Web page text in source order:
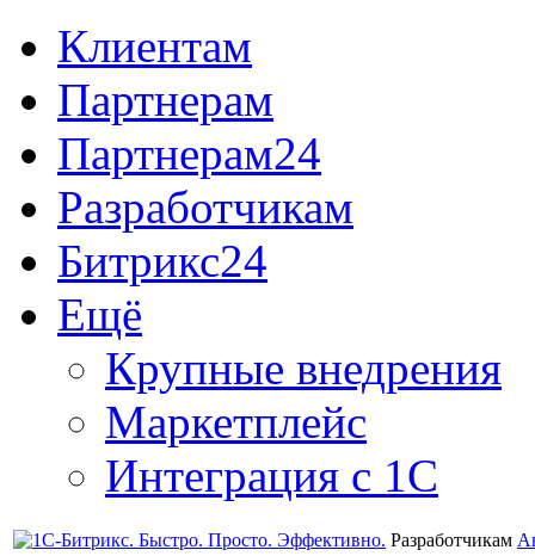
Клиентам
Партнерам
Партнерам24
Разработчикам
Битрикс24
Ещё
Крупные внедрения
Маркетплейс
Интеграция с 1С
Разработчикам